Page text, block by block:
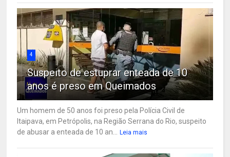
4
Suspeito de estuprar enteada de 10
anos é preso em Queimados
Um homem de 50 anos foi preso pela Polícia Civil de
Itaipava, em Petrópolis, na Região Serrana do Rio, suspeito
de abusar a enteada de 10 an...
Leia mais